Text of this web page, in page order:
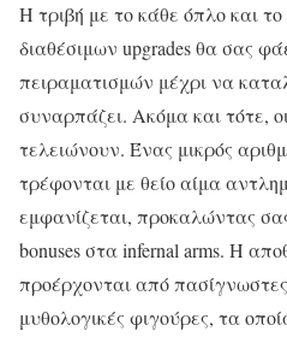
Η τριβή με το κάθε όπλο και
διαθέσιμων upgrades θα σας
πειραματισμών μέχρι να
συναρπάζει. Ακόμα και τότε,
τελειώνουν. Ένας μικρός
τρέφονται με θείο αίμα
εμφανίζεται, προκαλώντας
bonuses στα infernal arms. Η
προέρχονται από
μυθολογικές φιγούρες, τα